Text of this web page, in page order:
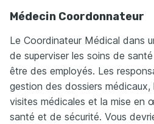
Médecin Coordonnateur
Le Coordinateur Médical dans
de superviser les soins de
être des employés. Les
gestion des dossiers
visites médicales et la mise en
santé et de sécurité. Vous